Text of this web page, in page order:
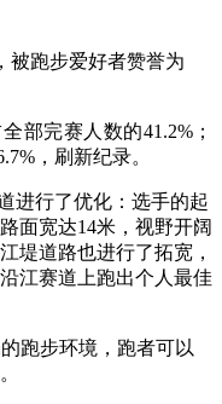
被跑步爱好者赞誉为
部完赛人数的41.2%；
，刷新纪录。
进行了优化：选手的起
面宽达14米，视野开阔
堤道路也进行了拓宽，
江赛道上跑出个人最佳
跑步环境，跑者可以